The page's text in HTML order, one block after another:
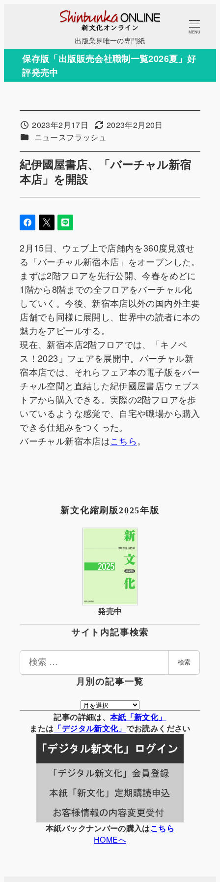
コ
テ
出版業界唯一の専門紙
MENU
保存版「出版販売会社職制一覧2026夏」好
評発売中
紀伊國屋書店、「バーチャル新宿
本店」を開設
投稿日2023年2月17日 更新日2023年2月20日
カテゴリー
ニュースフラッシュ
2月15日、ウェブ上で店舗内を360度見渡せ
る「バーチャル新宿本店」をオープンした。
まずは2階フロアを先行公開、今春をめどに
1階から8階までの全フロアをバーチャル化
していく。今後、新宿本店以外の国内外主要
店舗でも同様に展開し、世界中の読者に本の
魅力をアピールする。
現在、新宿本店2階フロアでは、「キノベ
ス！2023」フェアを展開中。バーチャル新
宿本店では、それらフェア本の電子版をバー
チャル空間と直結した紀伊國屋書店ウェブス
トアから購入できる。実際の2階フロアを歩
いているような感覚で、自宅や職場から購入
できる仕組みをつくった。
バーチャル新宿本店はこちら。
新文化縮刷版2025年版
発売中
サイト内記事検索
検
検索
月別の記事一覧
月
別
の
事
一
覧
記事の詳細は、 本紙「新文化」
または 「デジタル新文化」 でお読みください
本紙バックナンバーの購入はこちら
HOMEへ